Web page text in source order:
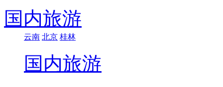
国内旅游
云南 北京 桂林
国内旅游